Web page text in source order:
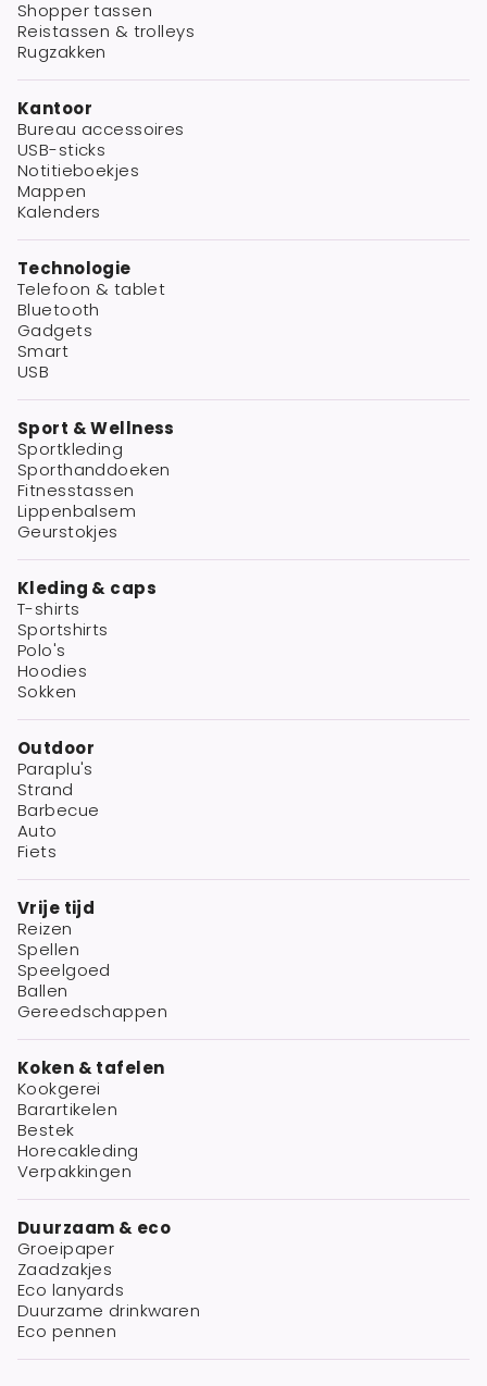
Shopper tassen
Reistassen & trolleys
Rugzakken
Kantoor
Bureau accessoires
USB-sticks
Notitieboekjes
Mappen
Kalenders
Technologie
Telefoon & tablet
Bluetooth
Gadgets
Smart
USB
Sport & Wellness
Sportkleding
Sporthanddoeken
Fitnesstassen
Lippenbalsem
Geurstokjes
Kleding & caps
T-shirts
Sportshirts
Polo's
Hoodies
Sokken
Outdoor
Paraplu's
Strand
Barbecue
Auto
Fiets
Vrije tijd
Reizen
Spellen
Speelgoed
Ballen
Gereedschappen
Koken & tafelen
Kookgerei
Barartikelen
Bestek
Horecakleding
Verpakkingen
Duurzaam & eco
Groeipaper
Zaadzakjes
Eco lanyards
Duurzame drinkwaren
Eco pennen